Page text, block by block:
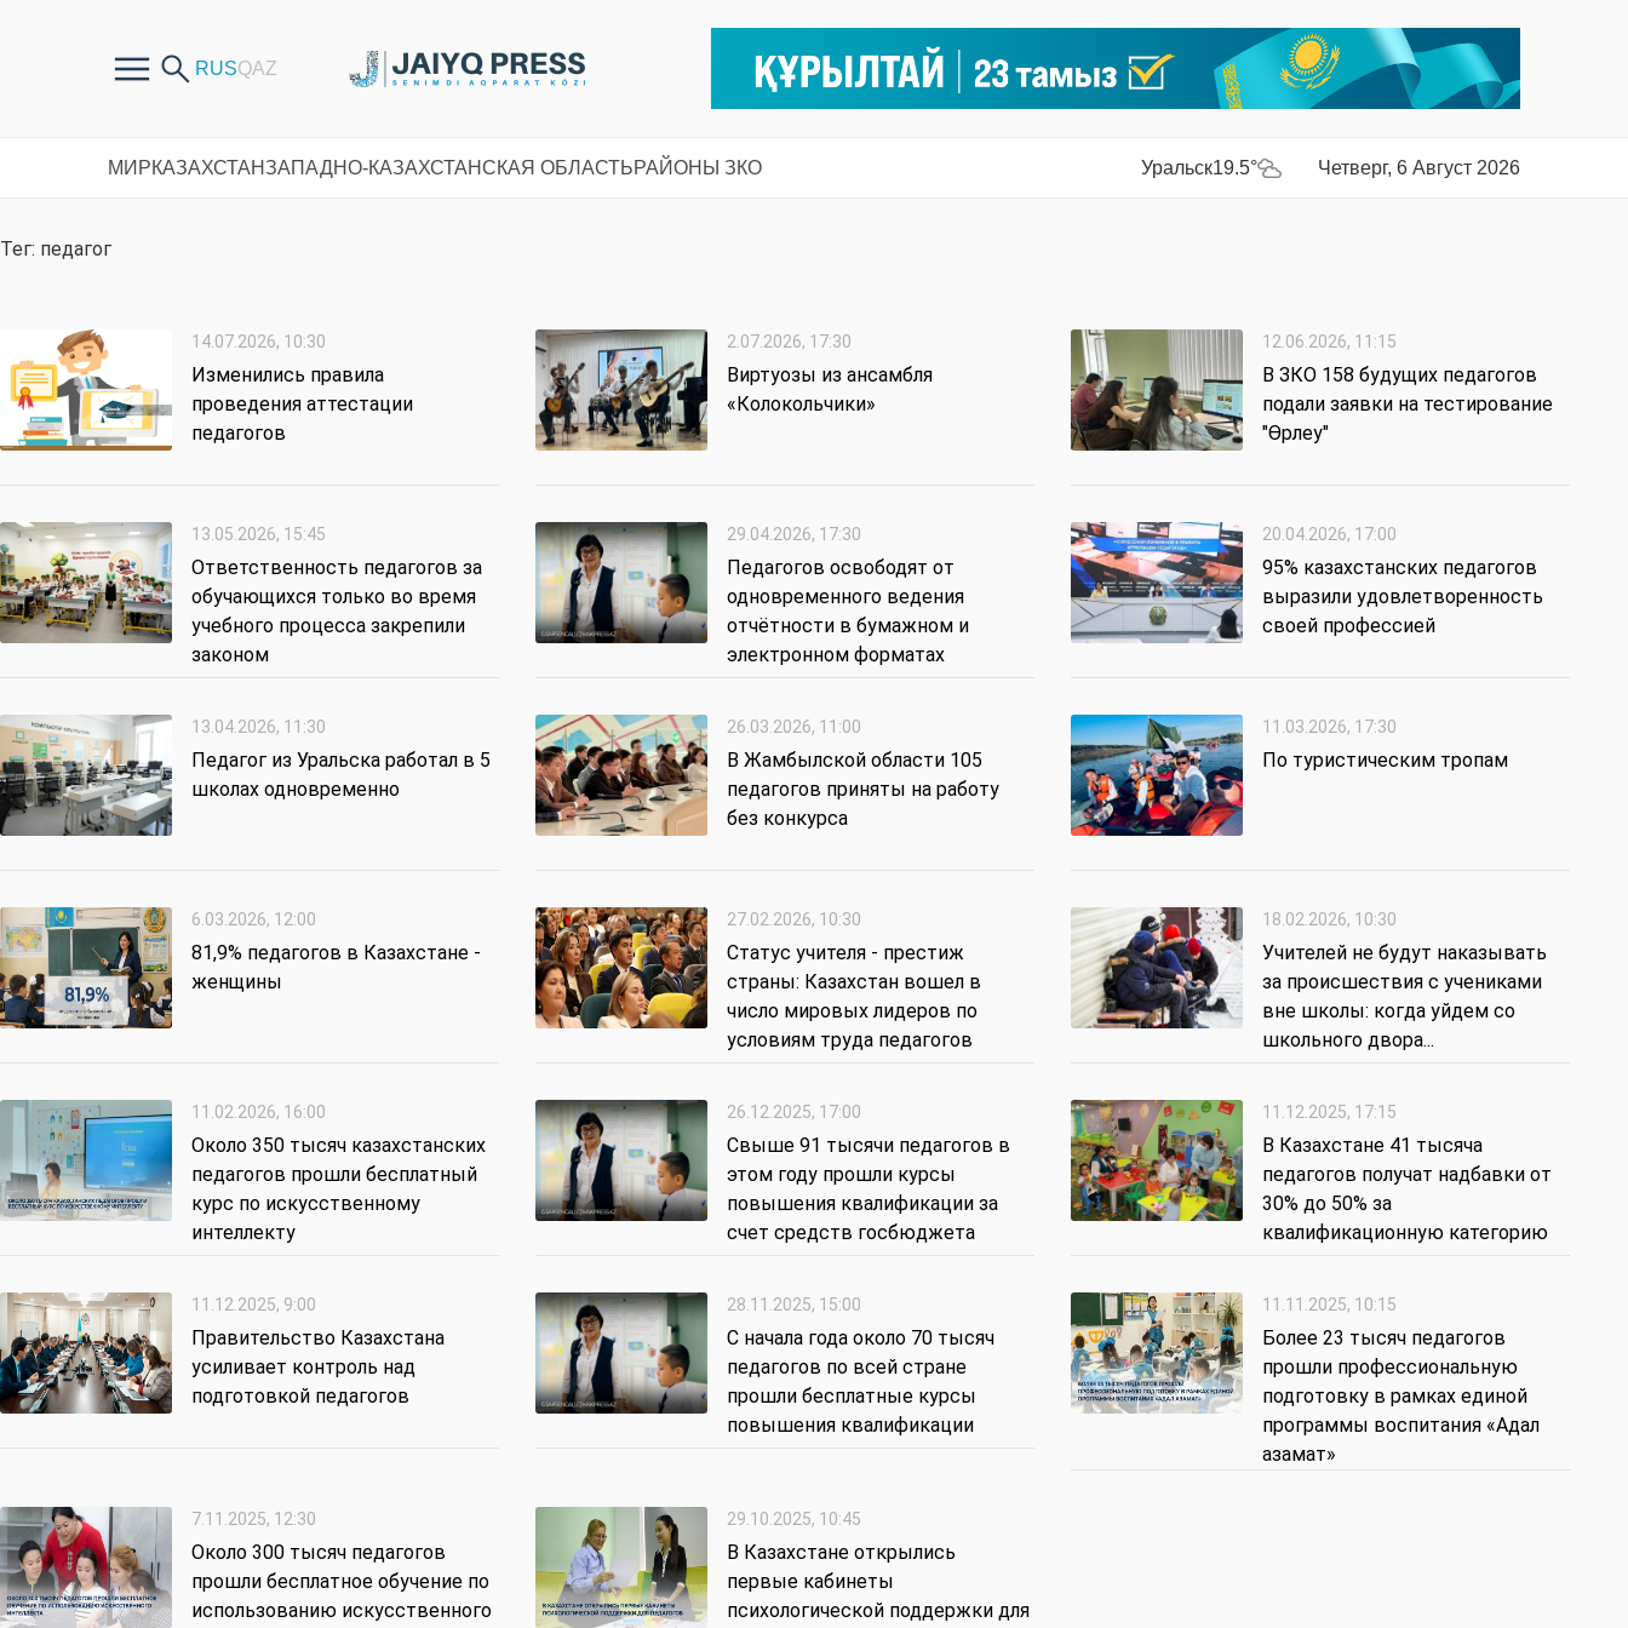
МИРКАЗАХСТАНЗАПАДНО-КАЗАХСТАНСКАЯ ОБЛАСТЬРАЙОНЫ ЗКО Уральск19.5° Четверг, 6 Август 2026
Тег: педагог
14.07.2026, 10:30
Изменились правила
проведения аттестации
педагогов
2.07.2026, 17:30
Виртуозы из ансамбля
«Колокольчики»
12.06.2026, 11:15
В ЗКО 158 будущих педагогов
подали заявки на тестирование
"Өрлеу"
13.05.2026, 15:45
Ответственность педагогов за
обучающихся только во время
учебного процесса закрепили
законом
29.04.2026, 17:30
Педагогов освободят от
одновременного ведения
отчётности в бумажном и
электронном форматах
20.04.2026, 17:00
95% казахстанских педагогов
выразили удовлетворенность
своей профессией
13.04.2026, 11:30
Педагог из Уральска работал в 5
школах одновременно
26.03.2026, 11:00
В Жамбылской области 105
педагогов приняты на работу
без конкурса
11.03.2026, 17:30
По туристическим тропам
6.03.2026, 12:00
81,9% педагогов в Казахстане -
женщины
27.02.2026, 10:30
Статус учителя - престиж
страны: Казахстан вошел в
число мировых лидеров по
условиям труда педагогов
18.02.2026, 10:30
Учителей не будут наказывать
за происшествия с учениками
вне школы: когда уйдем со
школьного двора...
11.02.2026, 16:00
Около 350 тысяч казахстанских
педагогов прошли бесплатный
курс по искусственному
интеллекту
26.12.2025, 17:00
Свыше 91 тысячи педагогов в
этом году прошли курсы
повышения квалификации за
счет средств госбюджета
11.12.2025, 17:15
В Казахстане 41 тысяча
педагогов получат надбавки от
30% до 50% за
квалификационную категорию
11.12.2025, 9:00
Правительство Казахстана
усиливает контроль над
подготовкой педагогов
28.11.2025, 15:00
С начала года около 70 тысяч
педагогов по всей стране
прошли бесплатные курсы
повышения квалификации
11.11.2025, 10:15
Более 23 тысяч педагогов
прошли профессиональную
подготовку в рамках единой
программы воспитания «Адал
азамат»
7.11.2025, 12:30
Около 300 тысяч педагогов
прошли бесплатное обучение по
использованию искусственного
29.10.2025, 10:45
В Казахстане открылись
первые кабинеты
психологической поддержки для